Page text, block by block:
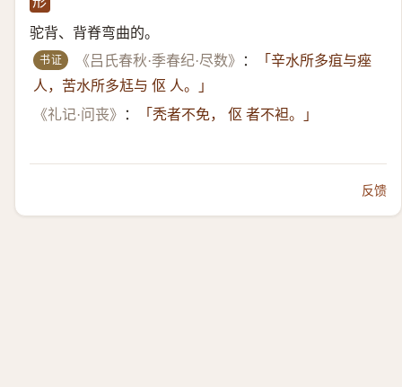
驼背、背脊弯曲的。
书证 《吕氏春秋·季春纪·尽数》 ：
「辛水所多疽与痤
人，苦水所多尪与 伛 人。」
《礼记·问丧》
： 「秃者不免， 伛 者不袒。」
反馈